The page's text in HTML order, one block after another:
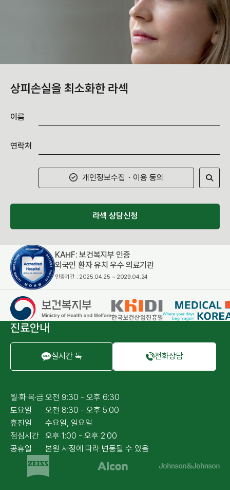
상피손실을 최소화한 라섹
이름
연락처
개인정보수집・이용 동의
라섹 상담신청
KAHF: 보건복지부 인증
외국인 환자 유치 우수 의료기관
인증기간 : 2025.04.25 ~ 2029.04.24
진료안내
실시간 톡 전화상담
월·화·목·금 오전 9:30 - 오후 6:30
토요일
오전 8:30 - 오후 5:00
휴진일
수요일, 일요일
점심시간
오후 1:00 - 오후 2:00
공휴일
본원 사정에 따라 변동될 수 있음